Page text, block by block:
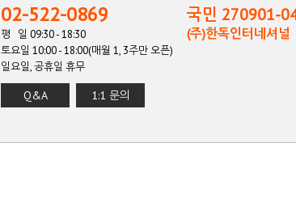
02-522-0869
평 일 09:30 - 18:30
토요일 10:00 - 18:00(매월 1, 3주만 오픈)
일요일, 공휴일 휴무
Q&A 1:1 문의
국민 270901-
(주)한독인터네셔널